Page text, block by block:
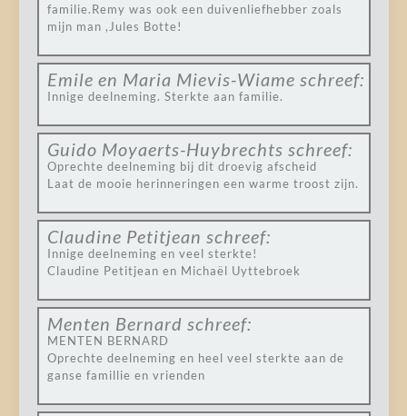
familie.Remy was ook een duivenliefhebber zoals
mijn man ,Jules Botte!
Emile en Maria Mievis-Wiame schreef:
Innige deelneming. Sterkte aan familie.
Guido Moyaerts-Huybrechts schreef:
Oprechte deelneming bij dit droevig afscheid
Laat de mooie herinneringen een warme troost zijn.
Claudine Petitjean schreef:
Innige deelneming en veel sterkte!
Claudine Petitjean en Michaël Uyttebroek
Menten Bernard schreef:
MENTEN BERNARD
Oprechte deelneming en heel veel sterkte aan de
ganse famillie en vrienden